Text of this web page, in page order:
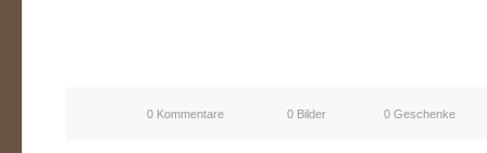
0 Kommentare 0 Bilder 0 Geschenke